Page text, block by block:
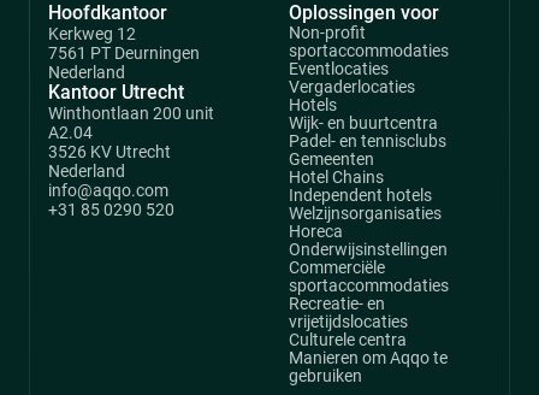
Hoofdkantoor
Kerkweg 12
7561 PT Deurningen
Nederland
Kantoor Utrecht
Winthontlaan 200 unit
A2.04
3526 KV Utrecht
Nederland
info@aqqo.com
+31 85 0290 520
Oplossingen voor
Non-profit
sportaccommodaties
Eventlocaties
Vergaderlocaties
Hotels
Wijk- en buurtcentra
Padel- en tennisclubs
Gemeenten
Hotel Chains
Independent hotels
Welzijnsorganisaties
Horeca
Onderwijsinstellingen
Commerciële
sportaccommodaties
Recreatie- en
vrijetijdslocaties
Culturele centra
Manieren om Aqqo te
gebruiken